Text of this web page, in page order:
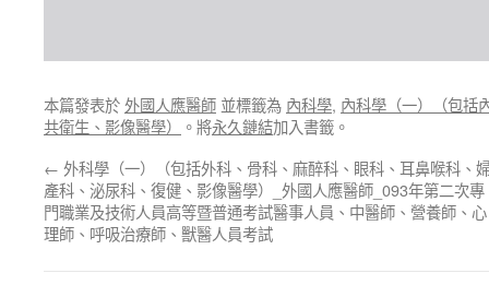
本篇發表於外國人應醫師 並標籤為 內科學, 內科學（一）（包括
共衛生、影像醫學）
。將永久鏈結加入書籤。
← 外科學（一）（包括外科、骨科、麻醉科、眼科、耳鼻喉科、
產科、泌尿科、復健、影像醫學）_外國人應醫師_093年第二次專
門職業及技術人員高等暨普通考試醫事人員、中醫師、營養師、心
理師、呼吸治療師、獸醫人員考試